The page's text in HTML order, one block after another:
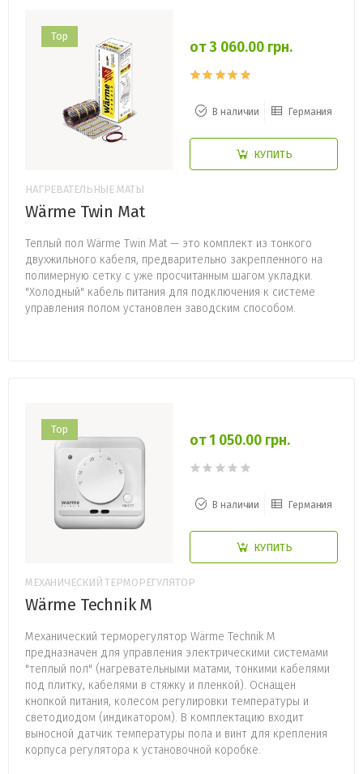
Top
от 3 060.00 грн.
В наличии Германия
КУПИТЬ
НАГРЕВАТЕЛЬНЫЕ МАТЫ
Wärme Twin Mat
Теплый пол Wärme Twin Mat — это комплект из тонкого
двухжильного кабеля, предварительно закрепленного на
полимерную сетку с уже просчитанным шагом укладки.
"Холодный" кабель питания для подключения к системе
управления полом установлен заводским способом.
Top
от 1 050.00 грн.
В наличии Германия
КУПИТЬ
МЕХАНИЧЕСКИЙ ТЕРМОРЕГУЛЯТОР
Wärme Technik M
Механический терморегулятор Wärme Technik M
предназначен для управления электрическими системами
"теплый пол" (нагревательными матами, тонкими кабелями
под плитку, кабелями в стяжку и пленкой). Оснащен
кнопкой питания, колесом регулировки температуры и
светодиодом (индикатором). В комплектацию входит
выносной датчик температуры пола и винт для крепления
корпуса регулятора к установочной коробке.